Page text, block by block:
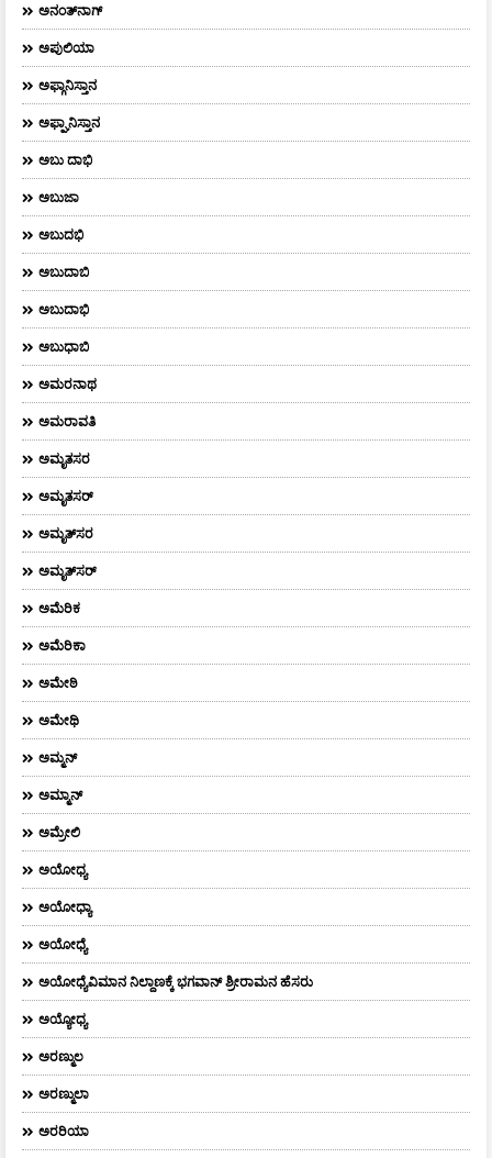
ಅನಂತ್‌ನಾಗ್‌
ಅಪುಲಿಯಾ
ಅಫ್ಗಾನಿಸ್ತಾನ
ಅಫ್ಘಾನಿಸ್ತಾನ
ಅಬು ದಾಭಿ
ಅಬುಜಾ
ಅಬುದಭಿ
ಅಬುದಾಬಿ
ಅಬುದಾಭಿ
ಅಬುಧಾಬಿ
ಅಮರನಾಥ
ಅಮರಾವತಿ
ಅಮೃತಸರ
ಅಮೃತಸರ್
ಅಮೃತ್‌ಸರ
ಅಮೃತ್​ಸರ್​
ಅಮೆರಿಕ
ಅಮೆರಿಕಾ
ಅಮೇಠಿ
ಅಮೇಥಿ
ಅಮ್ಮನ್‌
ಅಮ್ಮಾನ್
ಅಮ್ರೇಲಿ
ಅಯೋಧ್ಯ
ಅಯೋಧ್ಯಾ
ಅಯೋಧ್ಯೆ
ಅಯೋಧ್ಯೆವಿಮಾನ ನಿಲ್ದಾಣಕ್ಕೆ ಭಗವಾನ್ ಶ್ರೀರಾಮನ ಹೆಸರು
ಅಯ್ಯೋಧ್ಯ
ಅರಣ್ಮುಲ
ಅರಣ್ಮುಲಾ
ಅರರಿಯಾ